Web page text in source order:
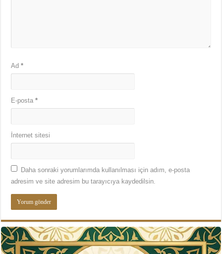
Ad*
E-posta*
İnternet sitesi
Daha sonraki yorumlarımda kullanılması için adım, e-posta
adresim ve site adresim bu tarayıcıya kaydedilsin.